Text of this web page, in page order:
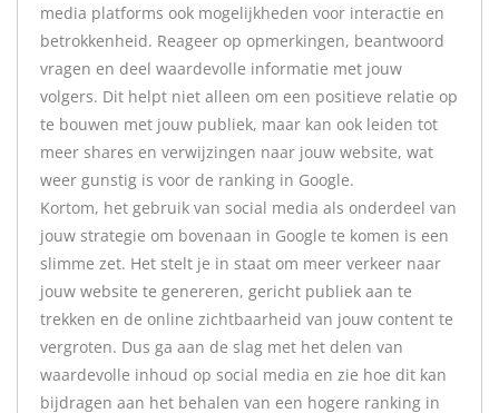
media platforms ook mogelijkheden voor interactie en
betrokkenheid. Reageer op opmerkingen, beantwoord
vragen en deel waardevolle informatie met jouw
volgers. Dit helpt niet alleen om een positieve relatie op
te bouwen met jouw publiek, maar kan ook leiden tot
meer shares en verwijzingen naar jouw website, wat
weer gunstig is voor de ranking in Google.
Kortom, het gebruik van social media als onderdeel van
jouw strategie om bovenaan in Google te komen is een
slimme zet. Het stelt je in staat om meer verkeer naar
jouw website te genereren, gericht publiek aan te
trekken en de online zichtbaarheid van jouw content te
vergroten. Dus ga aan de slag met het delen van
waardevolle inhoud op social media en zie hoe dit kan
bijdragen aan het behalen van een hogere ranking in